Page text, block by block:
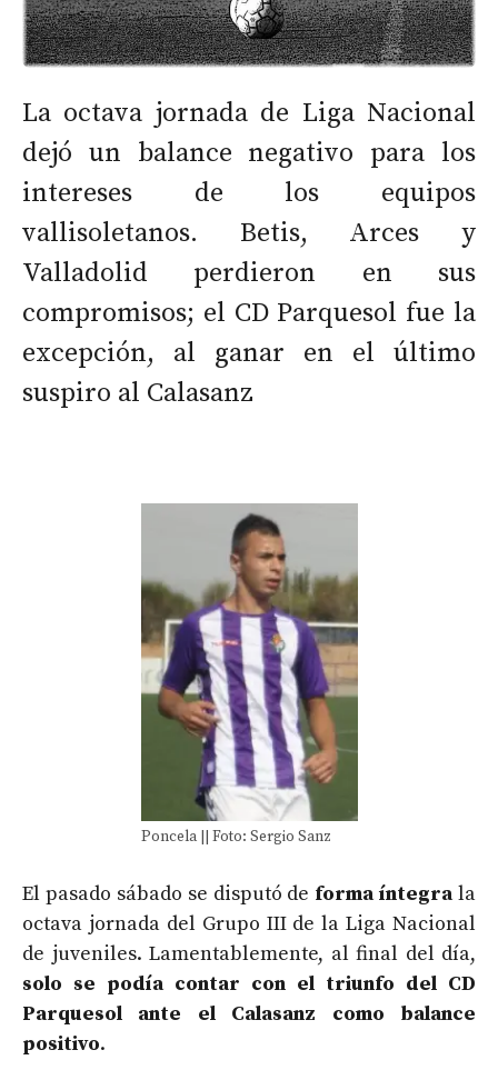
La octava jornada de Liga Nacional
dejó un balance negativo para los
intereses de los equipos
vallisoletanos. Betis, Arces y
Valladolid perdieron en sus
compromisos; el CD Parquesol fue la
excepción, al ganar en el último
suspiro al Calasanz
Poncela || Foto: Sergio Sanz
El pasado sábado se disputó de forma íntegra la
octava jornada del Grupo III de la Liga Nacional
de juveniles. Lamentablemente, al final del día,
solo se podía contar con el triunfo del CD
Parquesol ante el Calasanz como balance
positivo.